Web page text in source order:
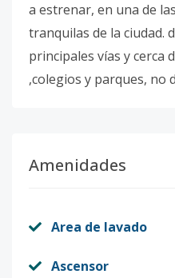
a estrenar, en una de
tranquilas de la ciudad.
principales vías y cerca
,colegios y parques, no
Amenidades
Area de lavado
Ascensor